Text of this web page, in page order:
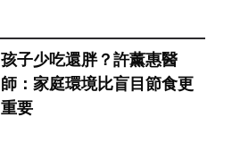
孩子少吃還胖？許薰惠醫
師：家庭環境比盲目節食更
重要